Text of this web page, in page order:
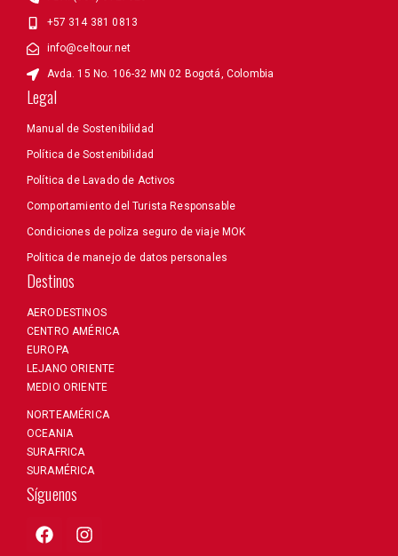
+57 314 381 0813
info@celtour.net
Avda. 15 No. 106-32 MN 02 Bogotá, Colombia
Legal
Manual de Sostenibilidad
Política de Sostenibilidad
Política de Lavado de Activos
Comportamiento del Turista Responsable
Condiciones de poliza seguro de viaje MOK
Politica de manejo de datos personales
Destinos
AERODESTINOS
CENTRO AMÉRICA
EUROPA
LEJANO ORIENTE
MEDIO ORIENTE
NORTEAMÉRICA
OCEANIA
SURAFRICA
SURAMÉRICA
Síguenos